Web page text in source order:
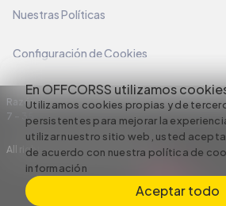
En OFFCORSS utilizamos
Utilizamos cookies propias y de
persistentes para mejorar la
utilizar nuestro sitio web, usted
de acuerdo con nuestra política de
información
Aceptar todo
Nuestras Políticas
Configuración de Cookies
Razón Social: C.I HERMECO S.A. NIT:
7 – 35
All rights reserved empowered by